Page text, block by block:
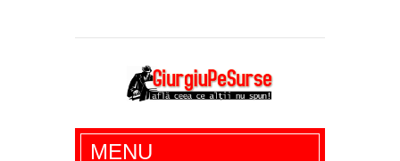
Giurgiu Pe Surse – actualitate giurgiu,
MENU